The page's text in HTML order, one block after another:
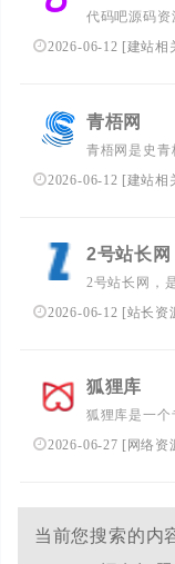
代码吧源码
精品资源。
业者和企业
2026-06-12 [建站相
青梧网
青梧网是史青
SEO运营等
一站式汇集
独到观点，致
获取、工具
2026-06-12 [建站相
2号站长网
2号站长网，
普通用户提
货、SEO优
2026-06-12 [站长资
狐狸库
狐狸库是一个
SEO优化技
教程和内容
2026-06-27 [网络资
当前您搜索的内